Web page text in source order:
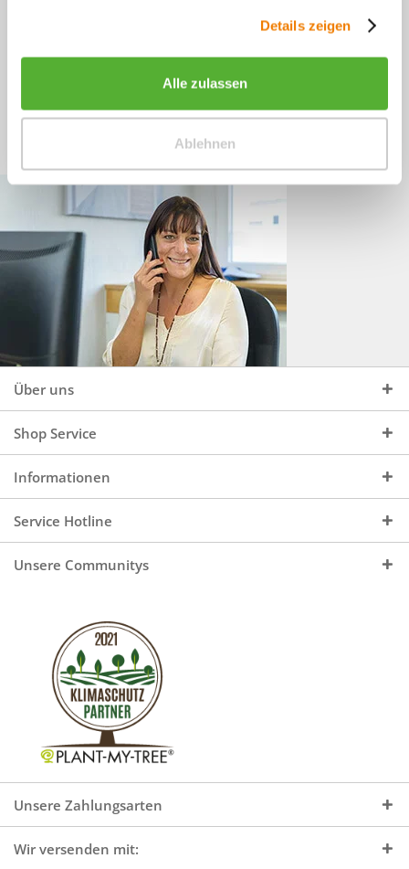
Details zeigen
Alle zulassen
Ablehnen
Sie haben Fragen zu unseren
+49 (0)4244 965 34 04
Mo - Do, 09:00 - 16:00 Uhr
und Fr, 09:00 - 13:00 Uhr
Über uns
Shop Service
Informationen
Service Hotline
Unsere Communitys
Unsere Zahlungsarten
Wir versenden mit: